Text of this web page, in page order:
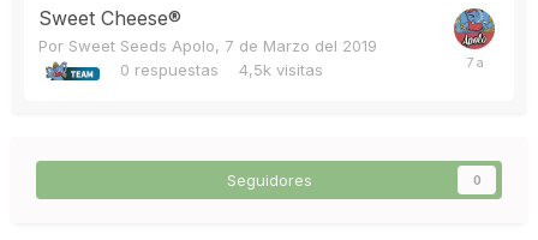
Sweet Cheese®
Por Sweet Seeds Apolo, 7 de Marzo del 2019
0 respuestas 4,5k visitas
Seguidores 0